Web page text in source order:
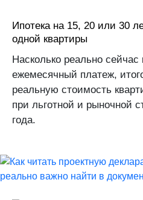
Ипотека на 15, 20 или 30
одной квартиры
Насколько реально
ежемесячный платеж,
реальную стоимость
при льготной и рыночной
года.